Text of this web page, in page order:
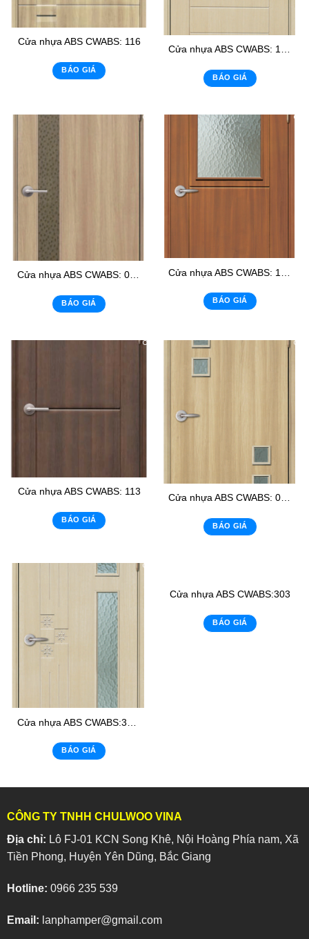
Cửa nhựa ABS CWABS: 116
BÁO GIÁ
Cửa nhựa ABS CWABS: 105 – K1
BÁO GIÁ
Cửa nhựa ABS CWABS: 02 – K1
BÁO GIÁ BÁO GIÁ
Cửa nhựa ABS CWABS: 113
BÁO GIÁ
Cửa nhựa ABS CWABS: 02 – K6
BÁO GIÁ
BÁO GIÁ
Cửa nhựa ABS CWABS:303
BÁO GIÁ
CÔNG TY TNHH CHULWOO VINA
Địa chỉ: Lô FJ-01 KCN Song Khê, Nội Hoàng Phía nam, Xã
Tiền Phong, Huyện Yên Dũng, Bắc Giang
Hotline: 0966 235 539
Email: lanphamper@gmail.com